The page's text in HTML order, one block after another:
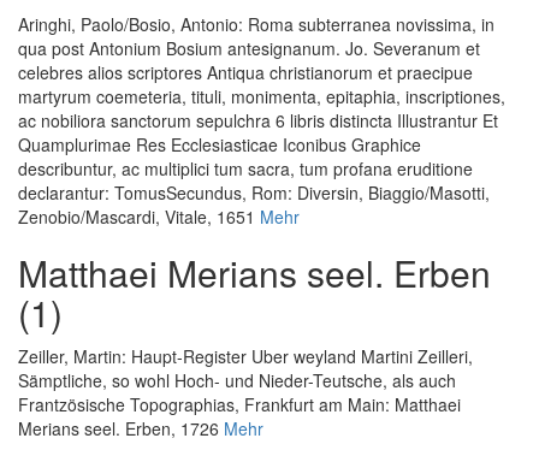
Aringhi, Paolo/Bosio, Antonio: Roma subterranea novissima, in
qua post Antonium Bosium antesignanum. Jo. Severanum et
celebres alios scriptores Antiqua christianorum et praecipue
martyrum coemeteria, tituli, monimenta, epitaphia, inscriptiones,
ac nobiliora sanctorum sepulchra 6 libris distincta Illustrantur Et
Quamplurimae Res Ecclesiasticae Iconibus Graphice
describuntur, ac multiplici tum sacra, tum profana eruditione
declarantur: TomusSecundus, Rom: Diversin, Biaggio/Masotti,
Zenobio/Mascardi, Vitale, 1651 Mehr
Matthaei Merians seel. Erben
(1)
Zeiller, Martin: Haupt-Register Uber weyland Martini Zeilleri,
Sämptliche, so wohl Hoch- und Nieder-Teutsche, als auch
Frantzösische Topographias, Frankfurt am Main: Matthaei
Merians seel. Erben, 1726 Mehr